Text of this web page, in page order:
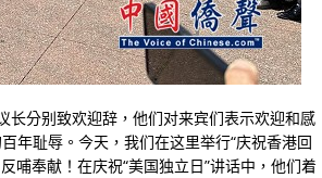
长分别致欢迎辞，他们对来宾们表示欢迎和感
年耻辱。今天，我们在这里举行“庆祝香港回
哺奉献！在庆祝“美国独立日”讲话中，他们着